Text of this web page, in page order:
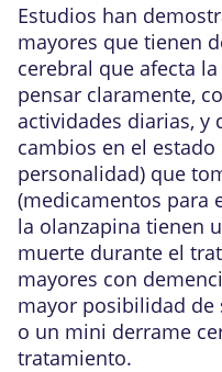
Estudios han
mayores que tienen
cerebral que afecta
pensar claramente,
actividades diarias, y
cambios en el
personalidad) que
(medicamentos para
la olanzapina tienen
muerte durante el
mayores con
mayor posibilidad
o un mini derrame
tratamiento.